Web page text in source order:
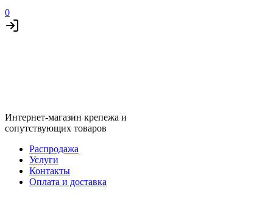
0
Интернет-магазин крепежа и
сопутствующих товаров
Распродажа
Услуги
Контакты
Оплата и доставка